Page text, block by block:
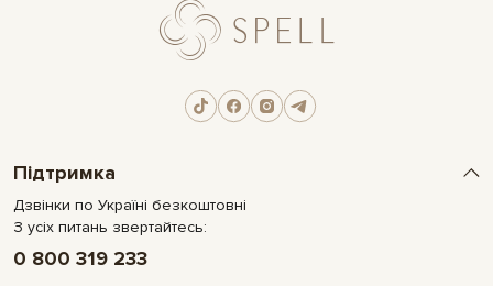
Підтримка
Дзвінки по Україні безкоштовні
З усіх питань звертайтесь:
0 800 319 233